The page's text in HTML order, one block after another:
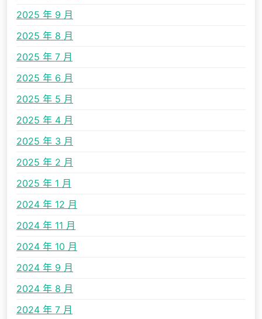
2025 年 9 月
2025 年 8 月
2025 年 7 月
2025 年 6 月
2025 年 5 月
2025 年 4 月
2025 年 3 月
2025 年 2 月
2025 年 1 月
2024 年 12 月
2024 年 11 月
2024 年 10 月
2024 年 9 月
2024 年 8 月
2024 年 7 月